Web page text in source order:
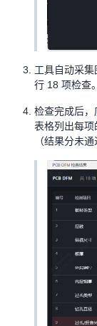
工具自动采
行 18 项检查。
检查完成后
表格列出每项
（结果分未